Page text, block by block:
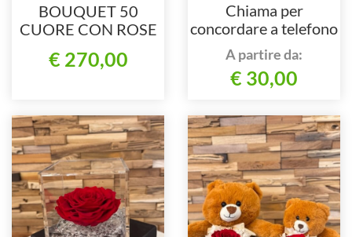
BOUQUET 50
CUORE CON ROSE
€ 270,00
Chiama per
concordare a telefono
A partire da:
€ 30,00